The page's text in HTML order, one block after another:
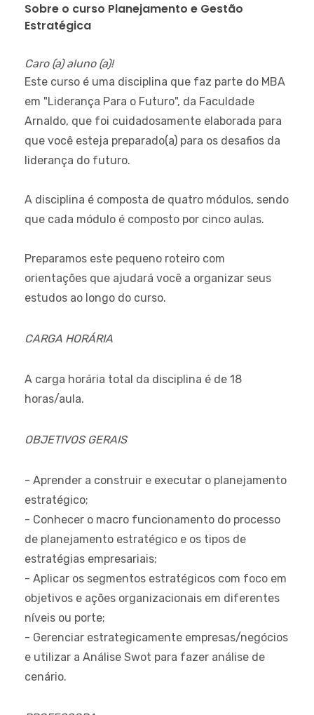
Sobre o curso Planejamento e Gestão
Estratégica
Caro (a) aluno (a)!
Este curso é uma disciplina que faz parte do MBA
em "Liderança Para o Futuro", da Faculdade
Arnaldo, que foi cuidadosamente elaborada para
que você esteja preparado(a) para os desafios da
liderança do futuro.
A disciplina é composta de quatro módulos, sendo
que cada módulo é composto por cinco aulas.
Preparamos este pequeno roteiro com
orientações que ajudará você a organizar seus
estudos ao longo do curso.
CARGA HORÁRIA
A carga horária total da disciplina é de 18
horas/aula.
OBJETIVOS GERAIS
- Aprender a construir e executar o planejamento
estratégico;
- Conhecer o macro funcionamento do processo
de planejamento estratégico e os tipos de
estratégias empresariais;
- Aplicar os segmentos estratégicos com foco em
objetivos e ações organizacionais em diferentes
níveis ou porte;
- Gerenciar estrategicamente empresas/negócios
e utilizar a Análise Swot para fazer análise de
cenário.